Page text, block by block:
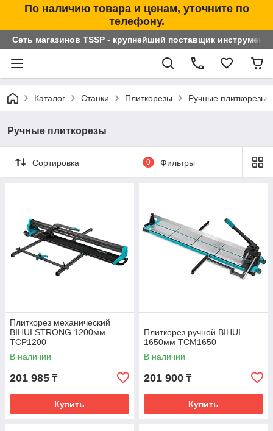
По наличию товара и ценам, уточните по
телефону.
Сеть магазинов TSSP - крупнейший поставщик
Каталог Станки Плиткорезы Ручные плиткорезы
Ручные плиткорезы
Сортировка 0 Фильтры
Плиткорез механический
BIHUI STRONG 1200мм
TCP1200
В наличии
201 985 ₸
Купить
Плиткорез ручной BIHUI
1650мм TCM1650
В наличии
201 900 ₸
Купить